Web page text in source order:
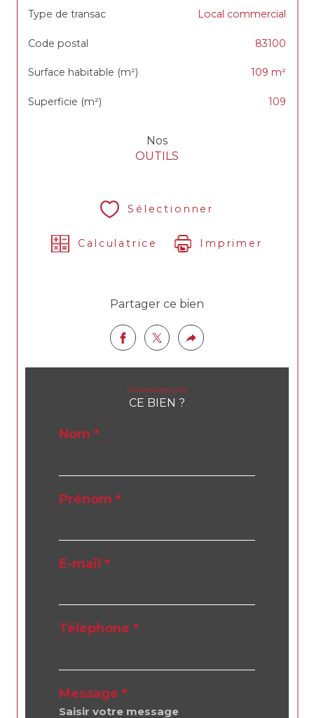
TRAD_SIROCCO_Caracteristique
Type de transac Local commercial
Code postal 83100
Surface habitable (m²) 109 m²
Superficie (m²) 109
Nos
OUTILS
Sélectionner
Calculatrice Imprimer
Partager ce bien
Intéressé(e) par
CE BIEN ?
Nom *
Prénom *
E-mail *
Téléphone *
Message *